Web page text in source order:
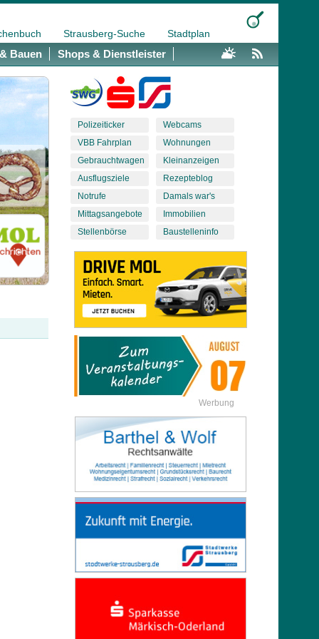
Strausberg-Suche Stadtplan
Bauen Shops & Dienstleister
Polizeiticker
VBB Fahrplan
Gebrauchtwagen
Ausflugsziele
Notrufe
Mittagsangebote
Stellenbörse
Webcams
Wohnungen
Kleinanzeigen
Rezepteblog
Damals war's
Immobilien
Baustelleninfo
Werbung